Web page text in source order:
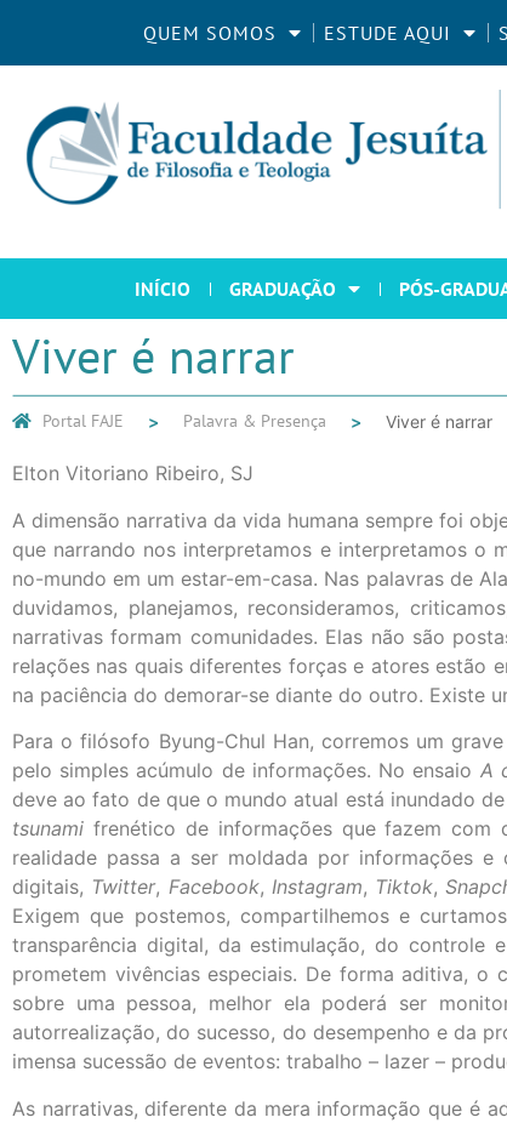
QUEM SOMOS ESTUDE AQUI
INÍCIO GRADUAÇÃO PÓS-
Viver é narrar
Portal FAJE Palavra & Presença Viver é narrar
Elton Vitoriano Ribeiro, SJ
A dimensão narrativa da vida humana sempre foi
que narrando nos interpretamos e interpretamos o
no-mundo em um estar-em-casa. Nas palavras de
duvidamos, planejamos, reconsideramos,
narrativas formam comunidades. Elas não são
relações nas quais diferentes forças e atores estão
na paciência do demorar-se diante do outro. Existe
Para o filósofo Byung-Chul Han, corremos um
pelo simples acúmulo de informações. No ensaio A
deve ao fato de que o mundo atual está inundado
tsunami frenético de informações que fazem com
realidade passa a ser moldada por informações
digitais, Twitter, Facebook, Instagram, Tiktok,
Exigem que postemos, compartilhemos e
transparência digital, da estimulação, do controle
prometem vivências especiais. De forma aditiva,
sobre uma pessoa, melhor ela poderá ser
autorrealização, do sucesso, do desempenho e da
imensa sucessão de eventos: trabalho – lazer –
As narrativas, diferente da mera informação que é